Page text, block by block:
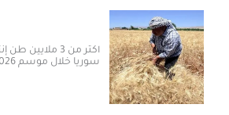
أكثر من 3 ملايين طن إنتاج
سوريا خلال موسم 2026